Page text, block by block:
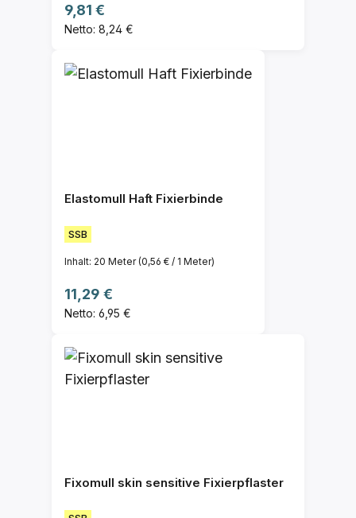
Regulärer Preis:
9,81 €
Netto: 8,24 €
Elastomull Haft Fixierbinde
SSB
Inhalt: 20 Meter(0,56 € / 1 Meter)
Regulärer Preis:
11,29 €
Netto: 6,95 €
Fixomull skin sensitive Fixierpflaster